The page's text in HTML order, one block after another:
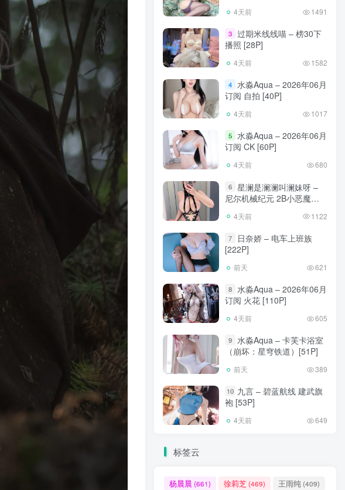
4天前 1491
3 过期米线线喵 – 榜30下
播照 [28P]
4天前 1582
4 水淼Aqua – 2026年06月
订阅 自拍 [40P]
4天前 1017
5 水淼Aqua – 2026年06月
订阅 CK [60P]
4天前 680
6 星澜是澜澜叫澜妹呀 –
尼尔机械纪元 2B小恶魔
4天前 1122
7
日奈娇 – 电车上班族
[222P]
前天 621
8
水淼Aqua – 2026年06月
订阅 火花 [110P]
4天前 605
9 水淼Aqua – 卡芙卡浴室
（崩坏：星穹铁道）[51P]
前天 389
10 九言 – 碧蓝航线 建武旗
袍 [53P]
4天前 649
标签云
杨晨晨 (661) 徐莉芝(469) 王雨纯(409)